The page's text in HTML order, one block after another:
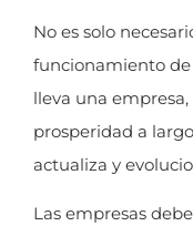
No es solo
funcionamiento de
lleva una
prosperidad a
actualiza y
Las empresas